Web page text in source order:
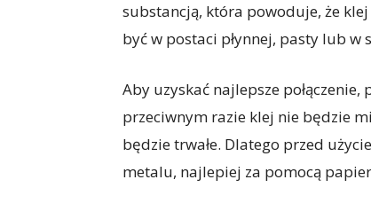
substancją, która powoduje, że
być w postaci płynnej, pasty lub w
Aby uzyskać najlepsze
przeciwnym razie klej nie będzie
będzie trwałe. Dlatego przed
metalu, najlepiej za pomocą